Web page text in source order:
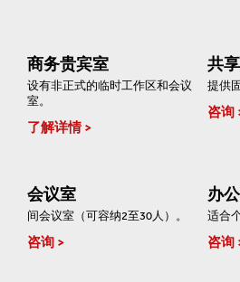
商务贵宾室
设有非正式的临时工作区和会议
室。
了解详情
共
提供
咨询
会议室
间会议室（可容纳2至30人）。
咨询
办
适合
咨询